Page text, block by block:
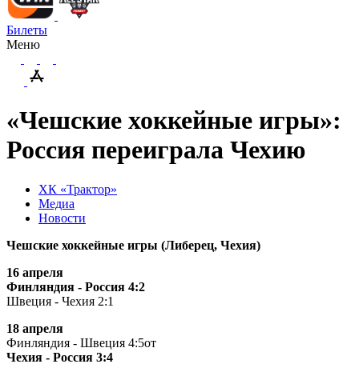
Билеты
Меню
«Чешские хоккейные игры»:
Россия переиграла Чехию
ХК «Трактор»
Медиа
Новости
Чешские хоккейные игры (Либерец, Чехия)
16 апреля
Финляндия - Россия 4:2
Швеция - Чехия 2:1
18 апреля
Финляндия - Швеция 4:5от
Чехия - Россия 3:4